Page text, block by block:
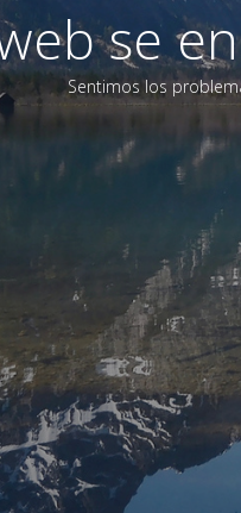
se
Sentimos los